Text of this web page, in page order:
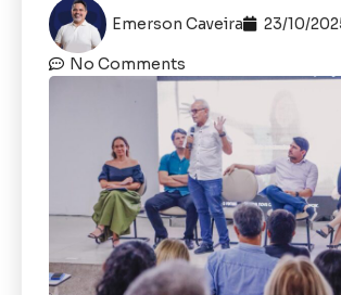
Emerson Caveira 23/10/
No Comments